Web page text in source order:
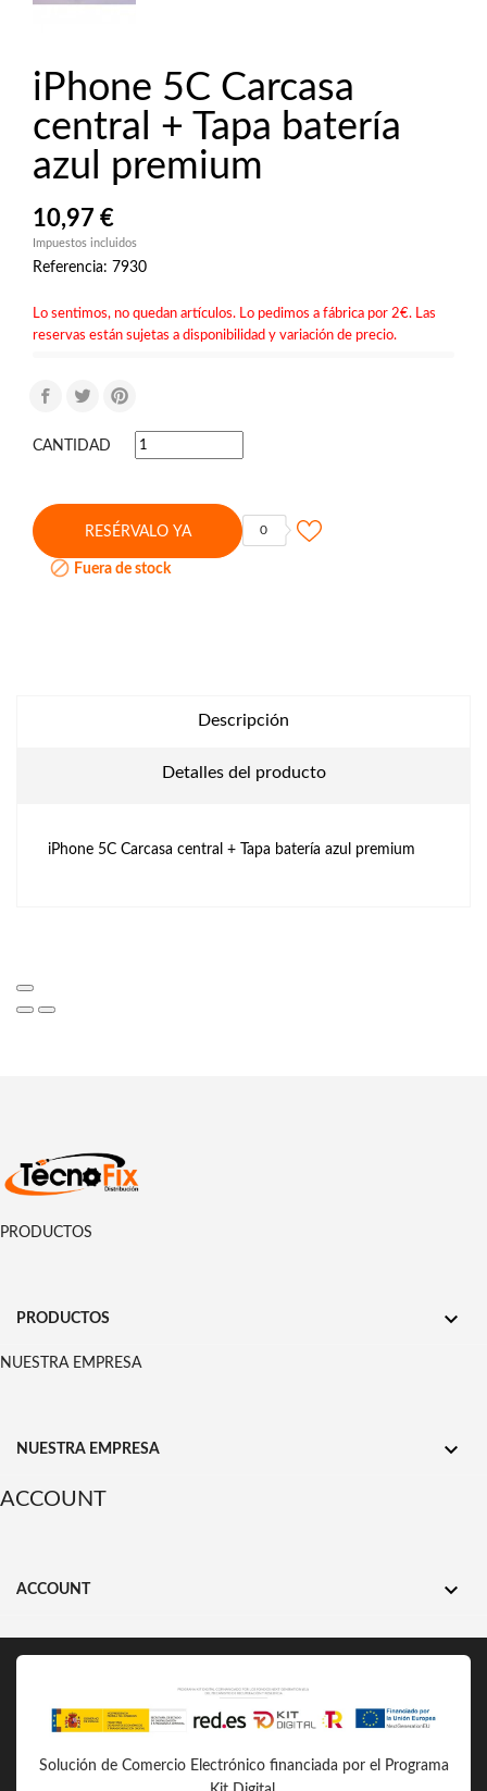
iPhone 5C Carcasa
central + Tapa batería
azul premium
10,97 €
Impuestos incluidos
Referencia: 7930
Lo sentimos, no quedan artículos. Lo pedimos a fábrica por 2€. Las
reservas están sujetas a disponibilidad y variación de precio.
CANTIDAD
RESÉRVALO YA 0
 Fuera de stock
Descripción
Detalles del producto
iPhone 5C Carcasa central + Tapa batería azul premium
PRODUCTOS
PRODUCTOS 
NUESTRA EMPRESA
NUESTRA EMPRESA 
ACCOUNT
ACCOUNT 
Solución de Comercio Electrónico financiada por el Programa